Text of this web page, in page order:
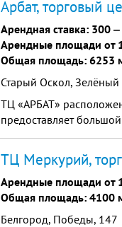
Арбат, торговый
Арендная ставка: 300 ‒
Арендные площади от
Общая площадь: 6253
Старый Оскол,
ТЦ «АРБАТ»
предоставляет
ТЦ Меркурий,
Арендные площади от
Общая площадь: 4100
Белгород, Победы, 147